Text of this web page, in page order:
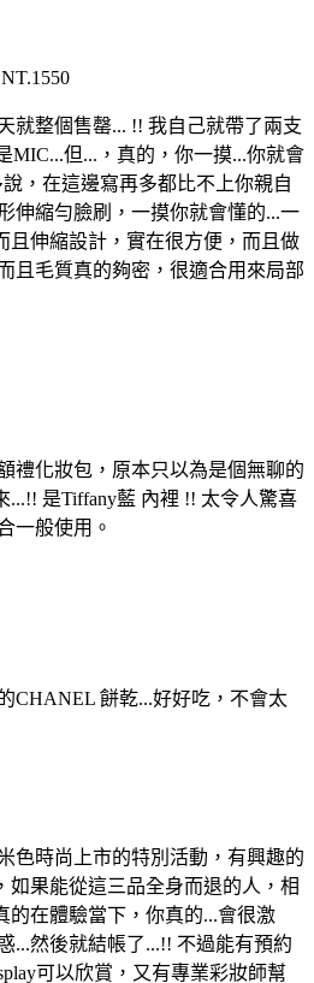
就整個售罄... !! 我自己就帶了兩支
MIC...但...，真的，你一摸...你就會
，在這邊寫再多都比不上你親自
伸縮勻臉刷，一摸你就會懂的...一
且伸縮設計，實在很方便，而且做
且毛質真的夠密，很適合用來局部
禮化妝包，原本只以為是個無聊的
...!! 是Tiffany藍 內裡 !! 太令人驚喜
一般使用。
CHANEL 餅乾...好好吃，不會太
色時尚上市的特別活動，有興趣的
如果能從這三品全身而退的人，相
的在體驗當下，你真的...會很激
...然後就結帳了...!! 不過能有預約
可以欣賞，又有專業彩妝師幫